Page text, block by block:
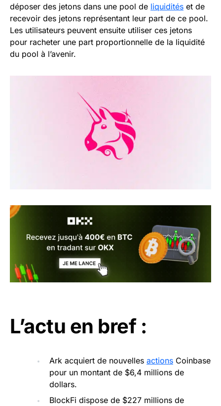
déposer des jetons dans une pool de liquidités et de
recevoir des jetons représentant leur part de ce pool.
Les utilisateurs peuvent ensuite utiliser ces jetons
pour racheter une part proportionnelle de la liquidité
du pool à l’avenir.
L’actu en bref :
Ark acquiert de nouvelles actions Coinbase
pour un montant de $6,4 millions de
dollars.
BlockFi dispose de $227 millions de